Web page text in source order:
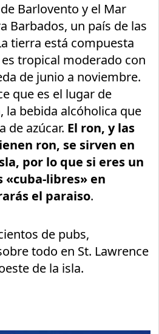
Barlovento y el Mar
Barbados, un país de las
tierra está compuesta
tropical moderado con
de junio a noviembre.
que es el lugar de
la bebida alcóholica que
de azúcar. El ron, y las
ron, se sirven en
por lo que si eres un
«cuba-libres» en
el paraiso.
de pubs,
todo en St. Lawrence
de la isla.